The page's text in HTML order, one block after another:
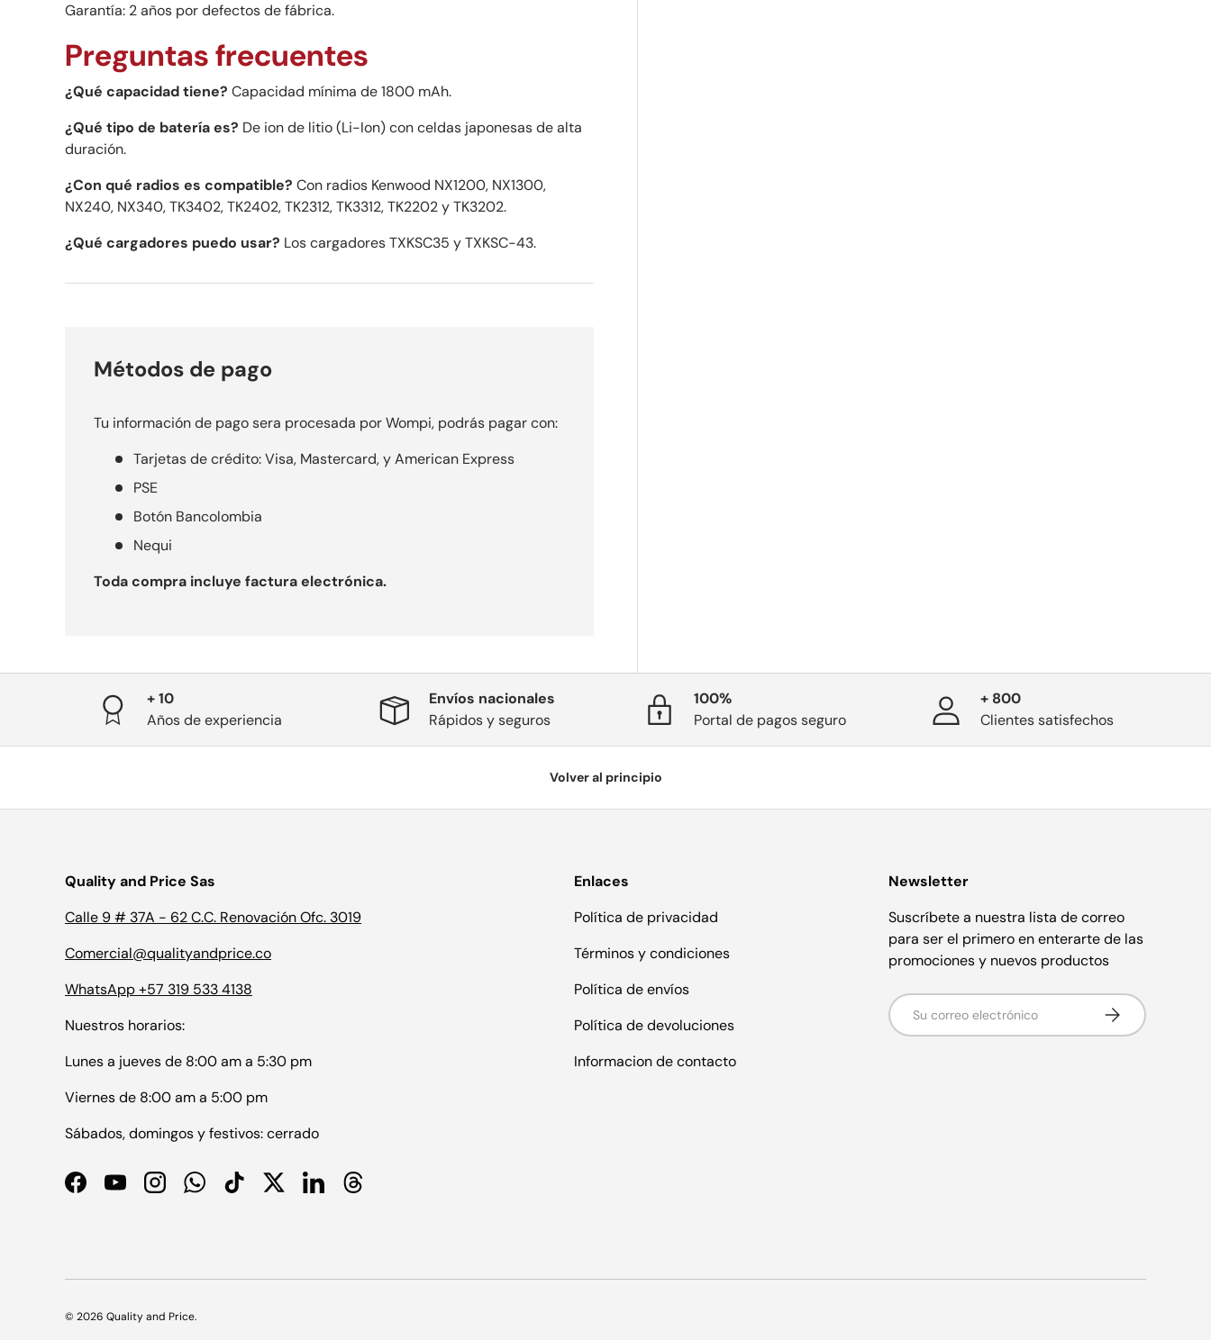
Garantía: 2 años por defectos de fábrica.
Preguntas frecuentes
¿Qué capacidad tiene? Capacidad mínima de 1800 mAh.
¿Qué tipo de batería es? De ion de litio (Li-Ion) con celdas japonesas de alta
duración.
¿Con qué radios es compatible? Con radios Kenwood NX1200, NX1300,
NX240, NX340, TK3402, TK2402, TK2312, TK3312, TK2202 y TK3202.
¿Qué cargadores puedo usar? Los cargadores TXKSC35 y TXKSC-43.
Métodos de pago
Tu información de pago sera procesada por Wompi, podrás pagar con:
Tarjetas de crédito: Visa, Mastercard, y American Express
PSE
Botón Bancolombia
Nequi
Toda compra incluye factura electrónica.
+ 10
Años de experiencia
Envíos nacionales
Rápidos y seguros
100%
Portal de pagos seguro
+ 800
Clientes satisfechos
Volver al principio
Quality and Price Sas
Calle 9 # 37A - 62 C.C. Renovación Ofc. 3019
Comercial@qualityandprice.co
WhatsApp +57 319 533 4138
Nuestros horarios:
Lunes a jueves de 8:00 am a 5:30 pm
Viernes de 8:00 am a 5:00 pm
Sábados, domingos y festivos: cerrado
FacebookYouTubeInstagramWhatsAppTikTokTwitterLinkedInThreads
Enlaces
Política de privacidad
Términos y condiciones
Política de envíos
Política de devoluciones
Informacion de contacto
Newsletter
Suscríbete a nuestra lista de correo
para ser el primero en enterarte de las
promociones y nuevos productos
Correo electrónico Suscribirse
© 2026 Quality and Price.